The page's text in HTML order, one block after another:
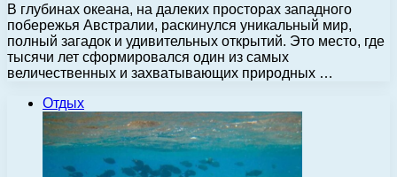
В глубинах океана, на далеких просторах западного
побережья Австралии, раскинулся уникальный мир,
полный загадок и удивительных открытий. Это место, где
тысячи лет сформировался один из самых
величественных и захватывающих природных …
Отдых